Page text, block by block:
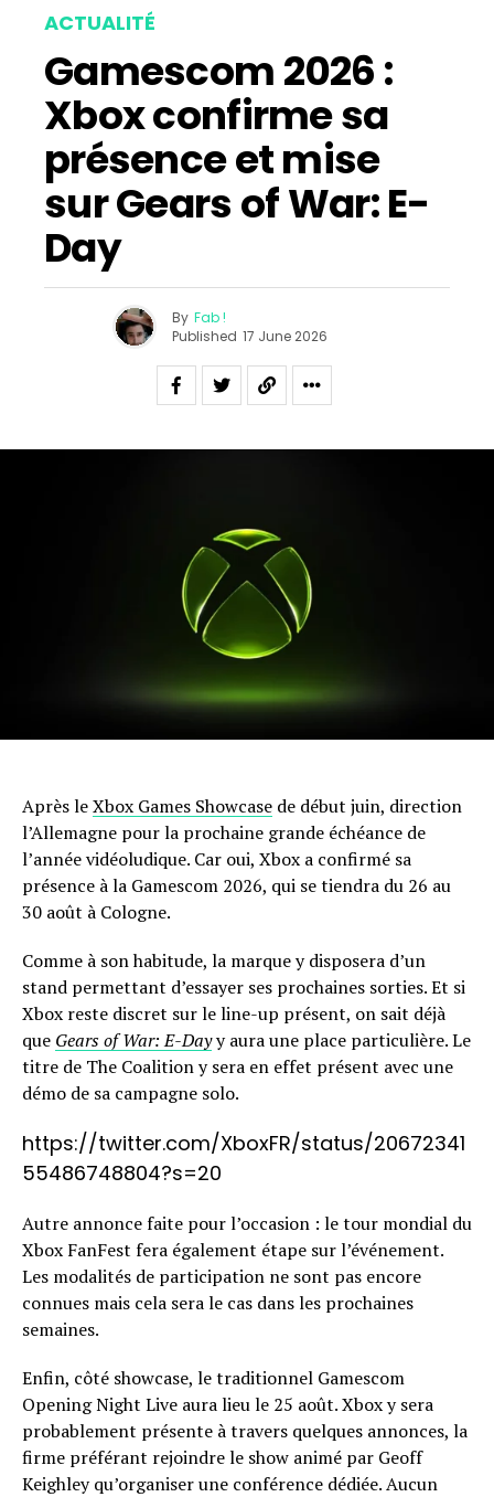
ACTUALITÉ
Gamescom 2026 :
Xbox confirme sa
présence et mise
sur Gears of War: E-
Day
By Fab !
Published 17 June 2026
Après leXbox Games Showcase de début juin, direction
l’Allemagne pour la prochaine grande échéance de
l’année vidéoludique. Car oui, Xbox a confirmé sa
présence à la Gamescom 2026, qui se tiendra du 26 au
30 août à Cologne.
Comme à son habitude, la marque y disposera d’un
stand permettant d’essayer ses prochaines sorties. Et si
Xbox reste discret sur le line-up présent, on sait déjà
que Gears of War: E-Dayy aura une place particulière. Le
titre de The Coalition y sera en effet présent avec une
démo de sa campagne solo.
https://twitter.com/XboxFR/status/20672341
55486748804?s=20
Autre annonce faite pour l’occasion : le tour mondial du
Xbox FanFest fera également étape sur l’événement.
Les modalités de participation ne sont pas encore
connues mais cela sera le cas dans les prochaines
semaines.
Enfin, côté showcase, le traditionnel Gamescom
Opening Night Live aura lieu le 25 août. Xbox y sera
probablement présente à travers quelques annonces, la
firme préférant rejoindre le show animé par Geoff
Keighley qu’organiser une conférence dédiée. Aucun